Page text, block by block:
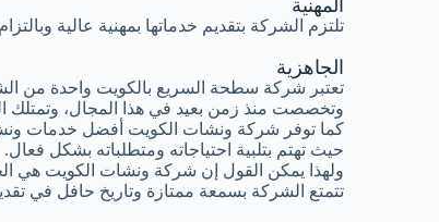
المهنية
تلتزم الشركة بتقديم خدماتها بمهنية عالية
الجاهزية
تعتبر شركة سطحة السريع بالكويت واحدة من
وتخصصت منذ زمن بعيد في هذا المجال،
كما توفر شركة ونشات الكويت أفضل خدمات
حيث تهتم بتلبية احتياجاته ومتطلباته بشكل فعال.
ولهذا يمكن القول إن شركة ونشات الكويت هي
تتمتع الشركة بسمعة ممتازة وتاريخ حافل في